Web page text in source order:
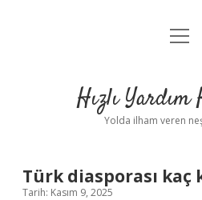
Anasayfa
Yasal
Hızlı
Yolda ilham veren
Türk diasporası kaç
Tarih: Kasım 9, 2025